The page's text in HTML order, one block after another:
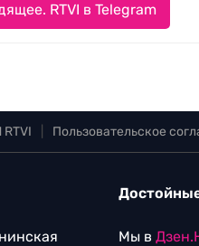
RTVI в Telegram
Пользовательское
Мы в